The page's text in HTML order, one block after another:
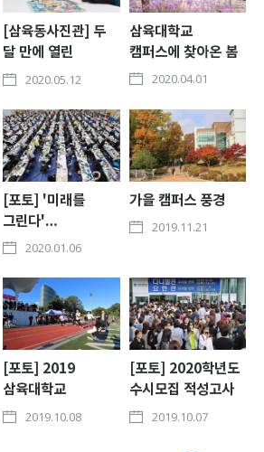
[삼육동사진관] 두
달 만에 열린
캠퍼스…11일부터
2020.05.12
삼육대학교
캠퍼스에 찾아온 봄
2020.04.01
[포토] '미래를
그린다'…
아트앤디자인학과
2020.01.06
가을 캠퍼스 풍경
2019.11.21
[포토] 2019
삼육대학교
체육대회2019.10.08
[포토] 2020학년도
수시모집 적성고사
실시2019.10.07